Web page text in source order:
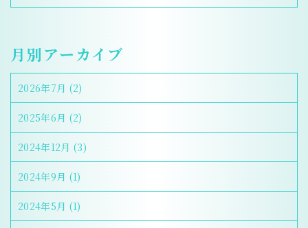
月別アーカイブ
2026年7月 (2)
2025年6月 (2)
2024年12月 (3)
2024年9月 (1)
2024年5月 (1)